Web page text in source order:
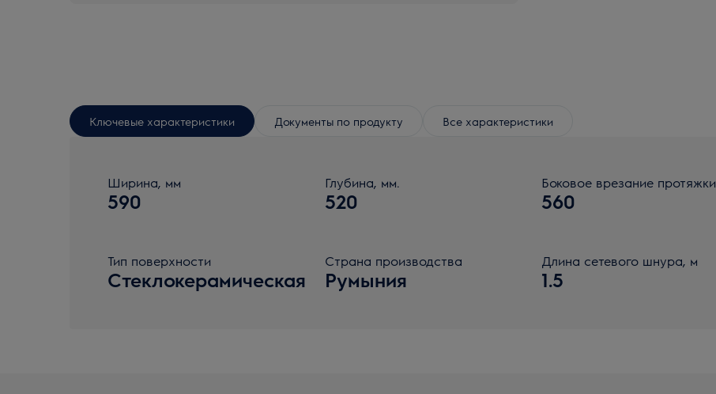
Ключевые характеристики Документы по продукту Все характеристики
Ширина, мм
590
Глубина, мм.
520
Боковое врезание протяжки
560
Тип поверхности
Стеклокерамическая
Страна производства
Румыния
Длина сетевого шнура, м
1.5